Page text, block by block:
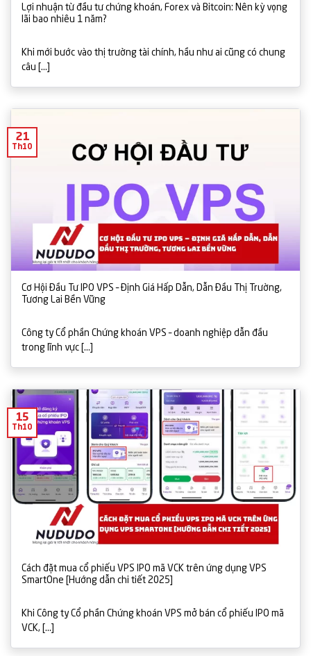
Lợi nhuận từ đầu tư chứng khoán, Forex và Bitcoin: Nên kỳ vọng
lãi bao nhiêu 1 năm?
Khi mới bước vào thị trường tài chính, hầu như ai cũng có chung
câu [...]
Cơ Hội Đầu Tư IPO VPS – Định Giá Hấp Dẫn, Dẫn Đầu Thị Trường,
Tương Lai Bền Vững
Công ty Cổ phần Chứng khoán VPS – doanh nghiệp dẫn đầu
trong lĩnh vực [...]
21
Th10
Cách đặt mua cổ phiếu VPS IPO mã VCK trên ứng dụng VPS
SmartOne [Hướng dẫn chi tiết 2025]
Khi Công ty Cổ phần Chứng khoán VPS mở bán cổ phiếu IPO mã
VCK, [...]
15
Th10